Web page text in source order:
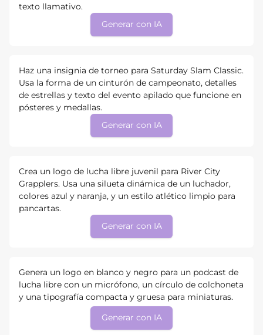
texto llamativo.
Generar con IA
Haz una insignia de torneo para Saturday Slam Classic.
Usa la forma de un cinturón de campeonato, detalles
de estrellas y texto del evento apilado que funcione en
pósteres y medallas.
Generar con IA
Crea un logo de lucha libre juvenil para River City
Grapplers. Usa una silueta dinámica de un luchador,
colores azul y naranja, y un estilo atlético limpio para
pancartas.
Generar con IA
Genera un logo en blanco y negro para un podcast de
lucha libre con un micrófono, un círculo de colchoneta
y una tipografía compacta y gruesa para miniaturas.
Generar con IA